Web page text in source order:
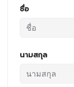
ชื่อ
นามสกุล